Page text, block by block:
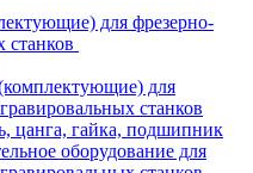
для фрезерно-
станков
для
станков
цанга, гайка, подшипник
оборудование для